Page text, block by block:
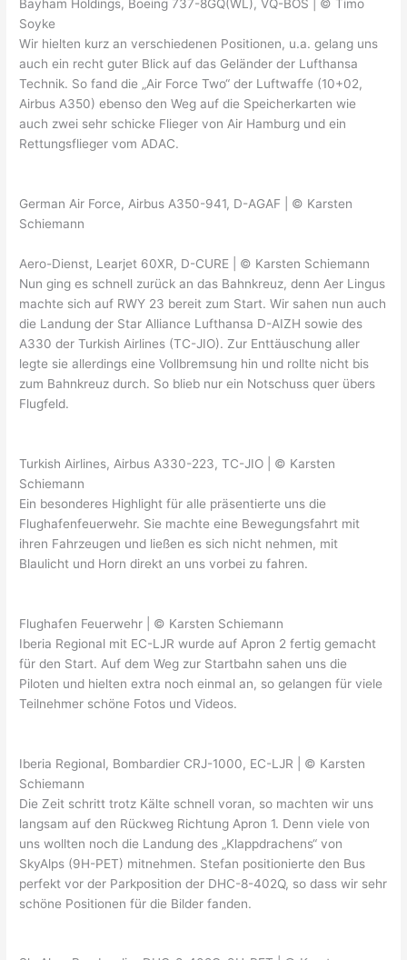
Bayham Holdings, Boeing 737-8GQ(WL), VQ-BOS | © Timo
Soyke
Wir hielten kurz an verschiedenen Positionen, u.a. gelang uns
auch ein recht guter Blick auf das Geländer der Lufthansa
Technik. So fand die „Air Force Two“ der Luftwaffe (10+02,
Airbus A350) ebenso den Weg auf die Speicherkarten wie
auch zwei sehr schicke Flieger von Air Hamburg und ein
Rettungsflieger vom ADAC.
German Air Force, Airbus A350-941, D-AGAF | © Karsten
Schiemann
Aero-Dienst, Learjet 60XR, D-CURE | © Karsten Schiemann
Nun ging es schnell zurück an das Bahnkreuz, denn Aer Lingus
machte sich auf RWY 23 bereit zum Start. Wir sahen nun auch
die Landung der Star Alliance Lufthansa D-AIZH sowie des
A330 der Turkish Airlines (TC-JIO). Zur Enttäuschung aller
legte sie allerdings eine Vollbremsung hin und rollte nicht bis
zum Bahnkreuz durch. So blieb nur ein Notschuss quer übers
Flugfeld.
Turkish Airlines, Airbus A330-223, TC-JIO | © Karsten
Schiemann
Ein besonderes Highlight für alle präsentierte uns die
Flughafenfeuerwehr. Sie machte eine Bewegungsfahrt mit
ihren Fahrzeugen und ließen es sich nicht nehmen, mit
Blaulicht und Horn direkt an uns vorbei zu fahren.
Flughafen Feuerwehr | © Karsten Schiemann
Iberia Regional mit EC-LJR wurde auf Apron 2 fertig gemacht
für den Start. Auf dem Weg zur Startbahn sahen uns die
Piloten und hielten extra noch einmal an, so gelangen für viele
Teilnehmer schöne Fotos und Videos.
Iberia Regional, Bombardier CRJ-1000, EC-LJR | © Karsten
Schiemann
Die Zeit schritt trotz Kälte schnell voran, so machten wir uns
langsam auf den Rückweg Richtung Apron 1. Denn viele von
uns wollten noch die Landung des „Klappdrachens“ von
SkyAlps (9H-PET) mitnehmen. Stefan positionierte den Bus
perfekt vor der Parkposition der DHC-8-402Q, so dass wir sehr
schöne Positionen für die Bilder fanden.